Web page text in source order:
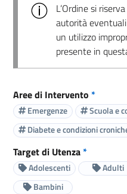
L’Ordine si
autorità
un utilizzo
presente in
Aree di Intervento *
Emergenze Scuola e
Diabete e condizioni
Target di Utenza*
Adolescenti Adulti
Bambini